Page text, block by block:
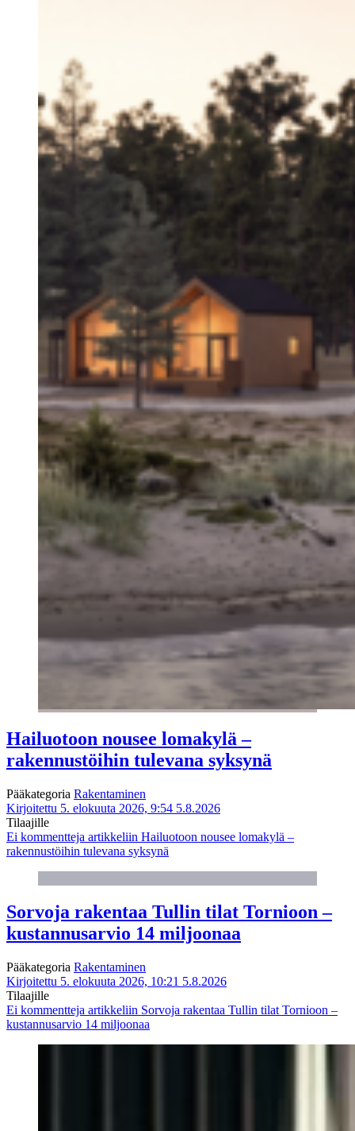
Hailuotoon nousee lomakylä –
rakennustöihin tulevana syksynä
Pääkategoria Rakentaminen
Kirjoitettu 5. elokuuta 2026, 9:54 5.8.2026
Tilaajille
Ei kommentteja artikkeliin Hailuotoon nousee lomakylä –
rakennustöihin tulevana syksynä
Sorvoja rakentaa Tullin tilat Tornioon –
kustannusarvio 14 miljoonaa
Pääkategoria Rakentaminen
Kirjoitettu 5. elokuuta 2026, 10:21 5.8.2026
Tilaajille
Ei kommentteja artikkeliin Sorvoja rakentaa Tullin tilat Tornioon –
kustannusarvio 14 miljoonaa